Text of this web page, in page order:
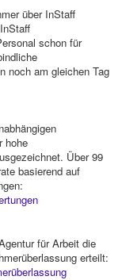
über InStaff
schon für
noch am gleichen Tag
hohe
Über 99
basierend auf
für Arbeit die
erteilt: